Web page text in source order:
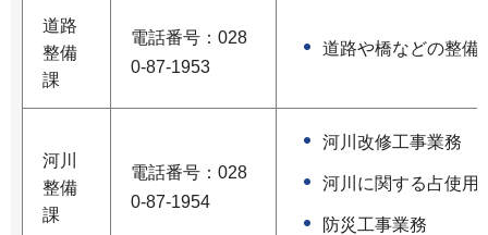
道路
整備
課
電話番号：028
0-87-1953
道路や橋などの整備
河川
整備
課
電話番号：028
0-87-1954
河川改修工事業務
河川に関する占使用
防災工事業務